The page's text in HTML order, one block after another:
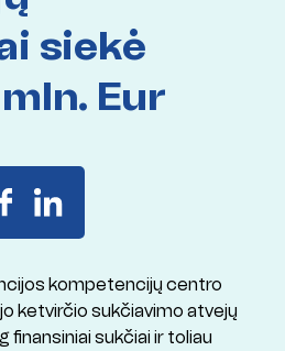
siekė
Eur
kompetencijų centro
ketvirčio sukčiavimo atvejų
finansiniai sukčiai ir toliau